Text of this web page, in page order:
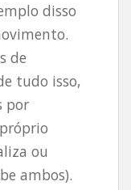
disso
de
tudo isso,
por
ou
ambos).